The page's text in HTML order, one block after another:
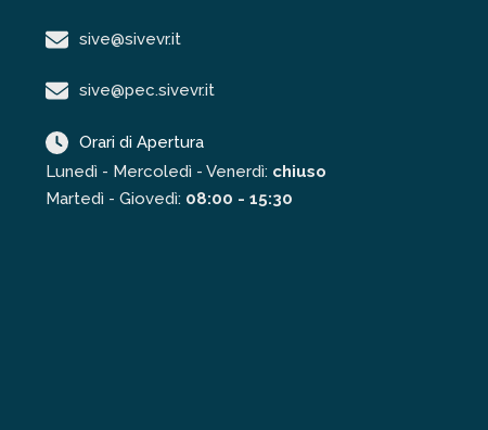
sive@sivevr.it
sive@pec.sivevr.it
Orari di Apertura
Lunedì - Mercoledì - Venerdì: chiuso
Martedì - Giovedì: 08:00 - 15:30